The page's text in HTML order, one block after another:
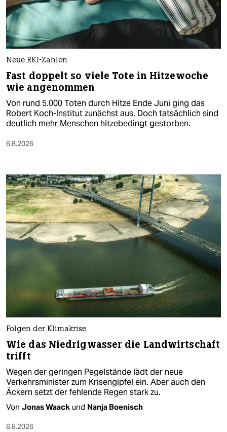
Neue RKI-Zahlen
Fast doppelt so viele Tote in Hitzewoche
wie angenommen
Von rund 5.000 Toten durch Hitze Ende Juni ging das
Robert Koch-Institut zunächst aus. Doch tatsächlich sind
deutlich mehr Menschen hitzebedingt gestorben.
6.8.2026
Folgen der Klimakrise
Wie das Niedrigwasser die Landwirtschaft
trifft
Wegen der geringen Pegelstände lädt der neue
Verkehrsminister zum Krisengipfel ein. Aber auch den
Äckern setzt der fehlende Regen stark zu.
Von Jonas Waack und Nanja Boenisch
6.8.2026